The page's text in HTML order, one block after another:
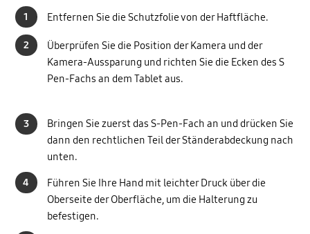
1 Entfernen Sie die Schutzfolie von der Haftfläche.
2
Überprüfen Sie die Position der Kamera und der
Kamera-Aussparung und richten Sie die Ecken des S
Pen-Fachs an dem Tablet aus.
3
Bringen Sie zuerst das S-Pen-Fach an und drücken Sie
dann den rechtlichen Teil der Ständerabdeckung nach
unten.
4
Führen Sie Ihre Hand mit leichter Druck über die
Oberseite der Oberfläche, um die Halterung zu
befestigen.